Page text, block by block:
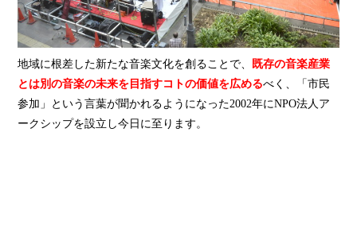
地域に根差した新たな音楽文化を創ることで、 既存の音楽産業
とは別の音楽の未来を目指すコトの価値を広めるべく、「市民
参加」という言葉が聞かれるようになった2002年にNPO法人ア
ークシップを設立し今日に至ります。